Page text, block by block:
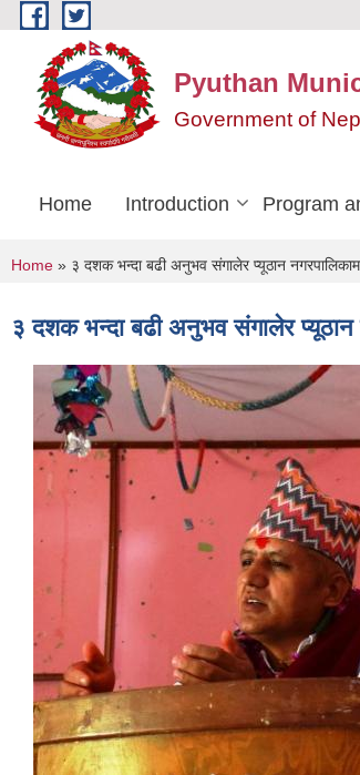
Skip to main content
Pyuthan
Government of
Home Introduction Program
You are here
Home » ३ दशक भन्दा बढी अनुभव स‌ंगालेर प्यूठान
३ दशक भन्दा बढी अनुभव स‌ंगालेर